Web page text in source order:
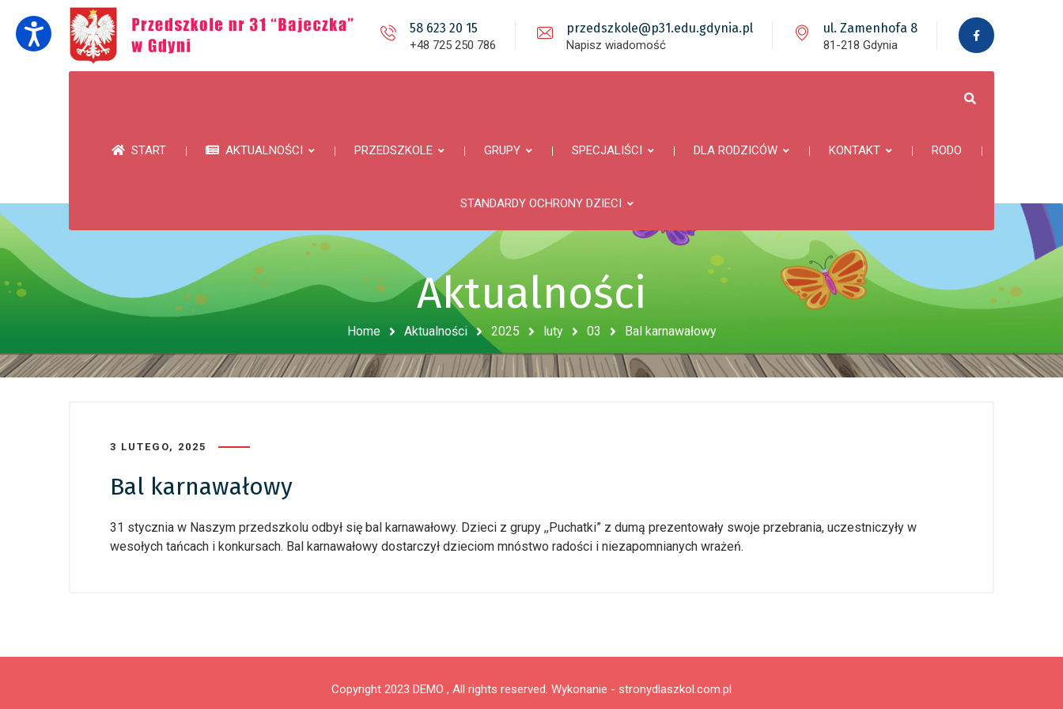
58 623 20 15
+48 725 250 786
przedszkole@p31.edu.gdynia.pl
Napisz wiadomość
ul. Zamenhofa 8
81-218 Gdynia
START AKTUALNOŚCI PRZEDSZKOLE GRUPY SPECJALIŚCI DLA RODZICÓW KONTAKT RODO
STANDARDY OCHRONY DZIECI
Aktualności
Home Aktualności 2025 luty 03 Bal karnawałowy
3 LUTEGO, 2025
Bal karnawałowy
31 stycznia w Naszym przedszkolu odbył się bal karnawałowy. Dzieci z grupy ,,Puchatki” z dumą prezentowały swoje przebrania, uczestniczyły w
wesołych tańcach i konkursach. Bal karnawałowy dostarczył dzieciom mnóstwo radości i niezapomnianych wrażeń.
Copyright 2023 DEMO , All rights reserved. Wykonanie - stronydlaszkol.com.pl